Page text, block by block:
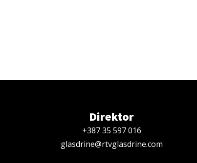
Direktor
+387 35 597 016
glasdrine@rtvglasdrine.com